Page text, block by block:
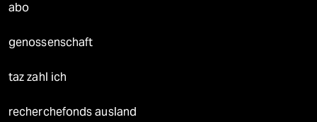
abo
genossenschaft
taz zahl ich
recherchefonds ausland